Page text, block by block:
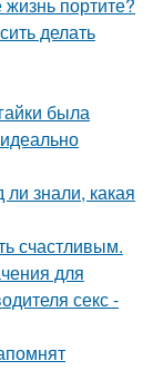
делать
была
знали, какая
счастливым.
для
секс -